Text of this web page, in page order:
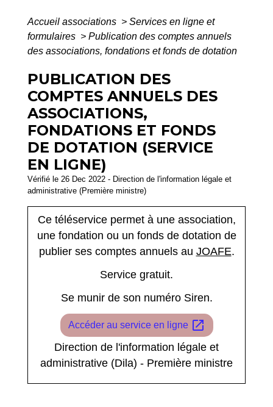
Accueil associations > Services en ligne et
formulaires > Publication des comptes annuels
des associations, fondations et fonds de dotation
PUBLICATION DES
COMPTES ANNUELS DES
ASSOCIATIONS,
FONDATIONS ET FONDS
DE DOTATION (SERVICE
EN LIGNE)
Vérifié le 26 Dec 2022 - Direction de l'information légale et
administrative (Première ministre)
Ce téléservice permet à une association,
une fondation ou un fonds de dotation de
publier ses comptes annuels au JOAFE.
Service gratuit.
Se munir de son numéro Siren.
Accéder au service en ligne open_in_new
Direction de l'information légale et
administrative (Dila) - Première ministre